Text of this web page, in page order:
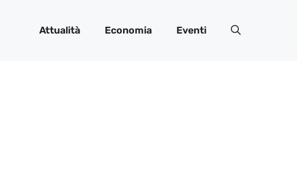
Attualità Economia Eventi